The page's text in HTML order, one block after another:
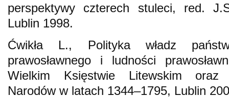
perspektywy czterech stuleci, red.
Lublin 1998.
Ćwikła L., Polityka władz
prawosławnego i ludności
Wielkim Księstwie Litewskim oraz
Narodów w latach 1344–1795, Lublin